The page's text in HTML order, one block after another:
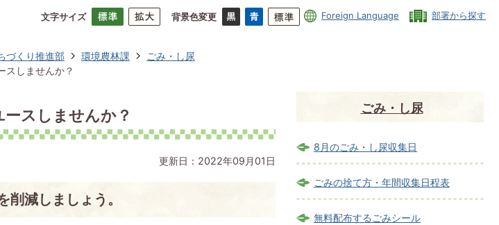
文字サイズ 背景色変更 Foreign Language 部署から探す
づくり推進部 環境農林課
ごみ・し尿
スしませんか？
スしませんか？
更新日：2022年09月01日
減しましょう。
ごみ・し尿
8月のごみ・し尿収集日
ごみの捨て方・年間収集日程表
無料配布するごみシール